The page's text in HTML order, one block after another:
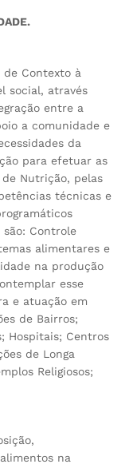
de Contexto à
social, através
entre a
a comunidade e
da
para efetuar as
Nutrição, pelas
técnicas e
são: Controle
alimentares e
na produção
esse
e atuação em
de Bairros;
Hospitais; Centros
de Longa
Religiosos;
na